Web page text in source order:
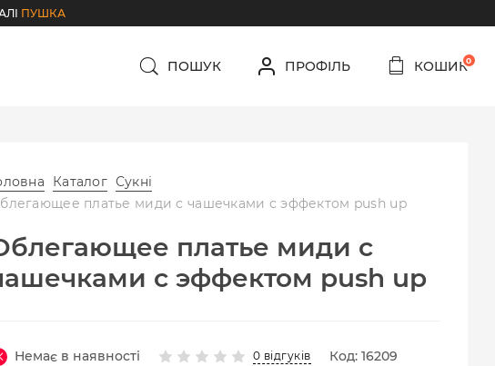
ПУШКА
ПОШУК ПРОФІЛЬ КОШИК0
Каталог Сукні
платье миди с чашечками с эффектом push up
платье миди с
с эффектом push up
Немає в наявності 0 відгуків Код: 16209